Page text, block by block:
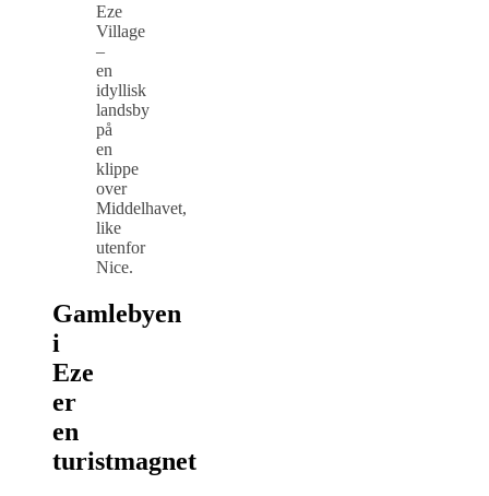
Eze
Village
–
en
idyllisk
landsby
på
en
klippe
over
Middelhavet,
like
utenfor
Nice.
Gamlebyen
i
Eze
er
en
turistmagnet